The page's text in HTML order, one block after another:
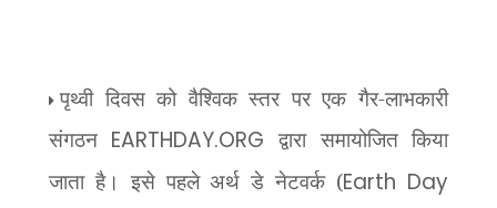
पृथ्वी दिवस को वैश्विक स्तर पर एक गैर-लाभकारी
संगठन EARTHDAY.ORGद्वारा समायोजित किया
जाता है। इसे पहले अर्थ डे नेटवर्क (Earth Day